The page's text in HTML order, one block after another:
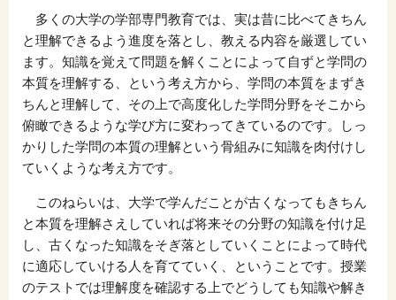
多くの大学の学部専門教育では、実は昔に比べてきちん
と理解できるよう進度を落とし、教える内容を厳選してい
ます。知識を覚えて問題を解くことによって自ずと学問の
本質を理解する、という考え方から、学問の本質をまずき
ちんと理解して、その上で高度化した学問分野をそこから
俯瞰できるような学び方に変わってきているのです。しっ
かりした学問の本質の理解という骨組みに知識を肉付けし
ていくような考え方です。
このねらいは、大学で学んだことが古くなってもきちん
と本質を理解さえしていれば将来その分野の知識を付け足
し、古くなった知識をそぎ落としていくことによって時代
に適応していける人を育てていく、ということです。授業
のテストでは理解度を確認する上でどうしても知識や解き